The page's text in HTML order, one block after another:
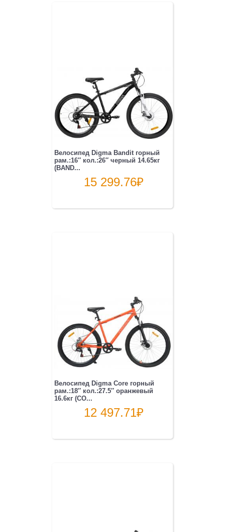
Велосипед Digma Bandit горный
рам.:16″ кол.:26″ черный 14.65кг
(BAND...
15 299.76₽
Велосипед Digma Core горный
рам.:18″ кол.:27.5″ оранжевый
16.6кг (CO...
12 497.71₽